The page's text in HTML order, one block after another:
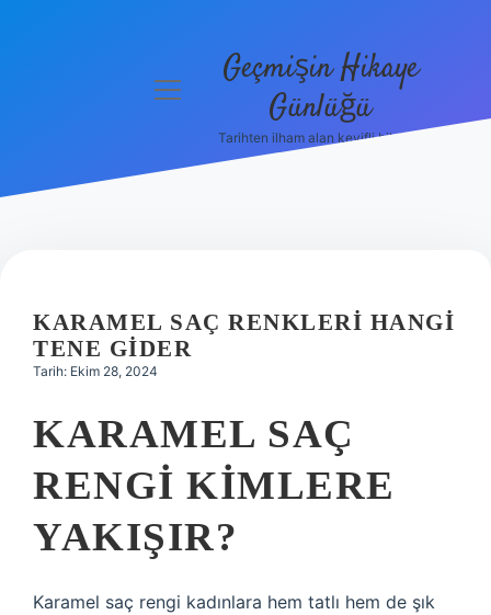
Hakkımızda
menüyü
Geçmişin Hikaye
Günlüğü
Tarihten ilham alan keyifli bilgiler!
KARAMEL SAÇ RENKLERI HANGI
TENE GIDER
Tarih: Ekim 28, 2024
KARAMEL SAÇ
RENGI KIMLERE
YAKIŞIR?
Karamel saç rengi kadınlara hem tatlı hem de şık